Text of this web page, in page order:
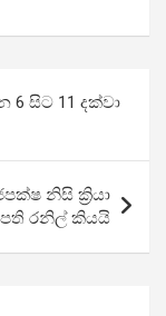
6 සිට 11 දක්වා
නිසි ක්‍රියා
රනිල් කියයි